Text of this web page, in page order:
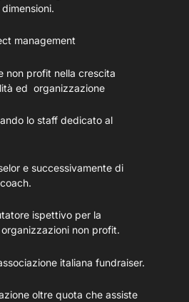
management
non profit nella crescita
ed organizzazione
lo staff dedicato al
e successivamente di
ispettivo per la
non profit.
italiana fundraiser.
oltre quota che assiste